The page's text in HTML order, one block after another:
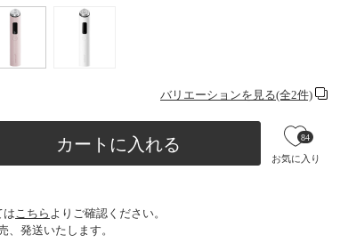
バリエーションを見る(全2件)
カートに入れる
お気に入り
84
は こちら よりご確認ください。
、発送いたします。